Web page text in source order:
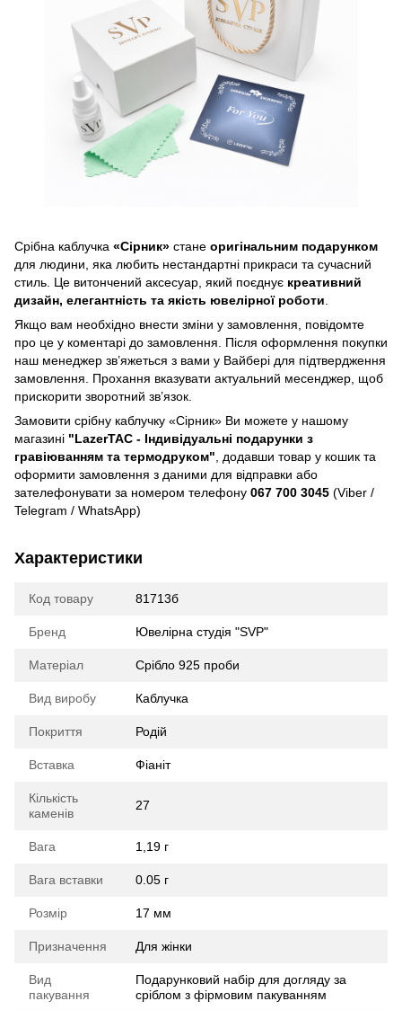
Срібна каблучка «Сірник» стане оригінальним подарунком
для людини, яка любить нестандартні прикраси та сучасний
стиль. Це витончений аксесуар, який поєднує креативний
дизайн, елегантність та якість ювелірної роботи
Якщо вам необхідно внести зміни у замовлення, повідомте
про це у коментарі до замовлення. Після оформлення покупки
наш менеджер зв’яжеться з вами у Вайбері для підтвердження
замовлення. Прохання вказувати актуальний месенджер, щоб
прискорити зворотний зв’язок.
Замовити срібну каблучку «Сірник» Ви можете у нашому
магазині "LazerTAC - Індивідуальні подарунки з
гравіюванням та термодруком" , додавши товар у кошик та
оформити замовлення з даними для відправки або
зателефонувати за номером телефону 067 700 3045 (Viber /
Telegram / WhatsApp)
Характеристики
Код товару 81713б
Бренд Ювелірна студія "SVP"
Матеріал Срібло 925 проби
Вид виробу Каблучка
Покриття Родій
Вставка Фіаніт
Кількість
каменів
27
Вага 1,19 г
Вага вставки 0.05 г
Розмір 17 мм
Призначення Для жінки
Вид
пакування
Подарунковий набір для догляду за
сріблом з фірмовим пакуванням